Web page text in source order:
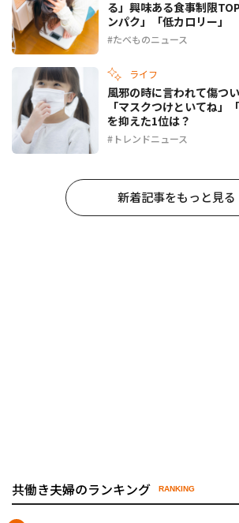
る」興味ある食事制限
ンパク」「低カロリー」
たべものニュース
ライフ
風邪の時に言われて傷つ
「マスクつけといてね」
を抑えた1位は？
トレンドニュース
新着記事をもっと見る
共働き夫婦のランキング RANKING